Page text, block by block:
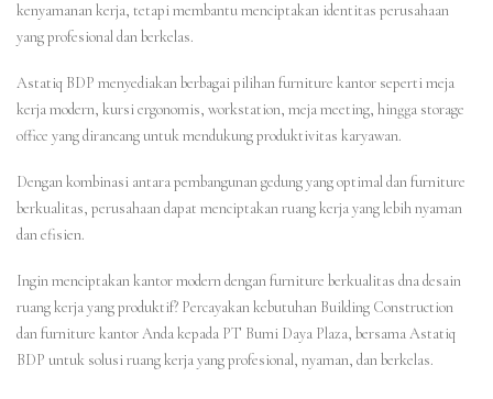
kenyamanan kerja, tetapi membantu menciptakan identitas perusahaan
yang profesional dan berkelas.
Astatiq BDP menyediakan berbagai pilihan furniture kantor seperti meja
kerja modern, kursi ergonomis, workstation, meja meeting, hingga storage
office yang dirancang untuk mendukung produktivitas karyawan.
Dengan kombinasi antara pembangunan gedung yang optimal dan furniture
berkualitas, perusahaan dapat menciptakan ruang kerja yang lebih nyaman
dan efisien.
Ingin menciptakan kantor modern dengan furniture berkualitas dna desain
ruang kerja yang produktif? Percayakan kebutuhan Building Construction
dan furniture kantor Anda kepada PT Bumi Daya Plaza, bersama Astatiq
BDP untuk solusi ruang kerja yang profesional, nyaman, dan berkelas.